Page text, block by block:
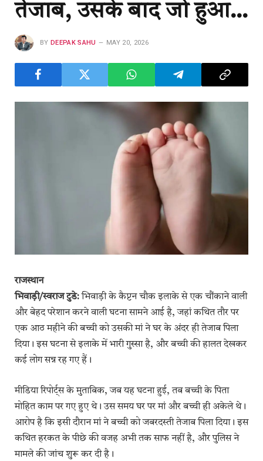
तेजाब, उसके बाद जो हुआ…
BY DEEPAK SAHU MAY 20, 2026
राजस्थान
भिवाड़ी/स्वराज टुडे:भिवाड़ी के कैप्टन चौक इलाके से एक चौंकाने वाली
और बेहद परेशान करने वाली घटना सामने आई है, जहां कथित तौर पर
एक आठ महीने की बच्ची को उसकी मां ने घर के अंदर ही तेजाब पिला
दिया। इस घटना से इलाके में भारी गुस्सा है, और बच्ची की हालत देखकर
कई लोग सन्न रह गए हैं।
मीडिया रिपोर्ट्स के मुताबिक, जब यह घटना हुई, तब बच्ची के पिता
मोहित काम पर गए हुए थे। उस समय घर पर मां और बच्ची ही अकेले थे।
आरोप है कि इसी दौरान मां ने बच्ची को जबरदस्ती तेजाब पिला दिया। इस
कथित हरकत के पीछे की वजह अभी तक साफ नहीं है, और पुलिस ने
मामले की जांच शुरू कर दी है।